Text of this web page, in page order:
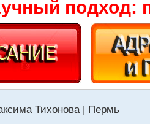
подход:
Тихонова | Пермь